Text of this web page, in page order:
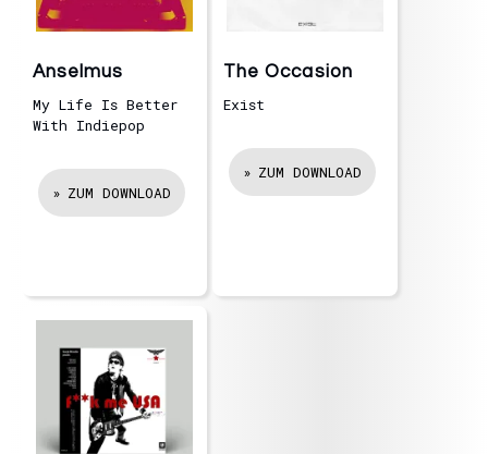
Anselmus
My Life Is Better
With Indiepop
ZUM DOWNLOAD
The Occasion
Exist
ZUM DOWNLOAD